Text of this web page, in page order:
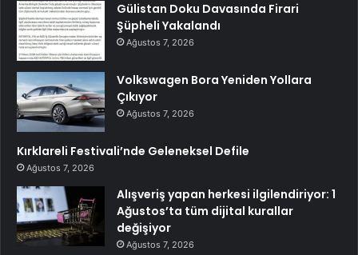
Gülistan Doku Davasında Firari
Şüpheli Yakalandı
Ağustos 7, 2026
Volkswagen Bora Yeniden Yollara
Çıkıyor
Ağustos 7, 2026
Kırklareli Festivali’nde Geleneksel Defile
Ağustos 7, 2026
Alışveriş yapan herkesi ilgilendiriyor: 1
Ağustos’ta tüm dijital kurallar
değişiyor
Ağustos 7, 2026